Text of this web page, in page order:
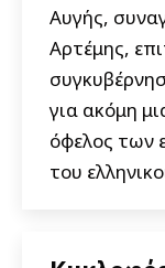
Αυγής,
Αρτέμης,
για ακόμη
όφελος των
του